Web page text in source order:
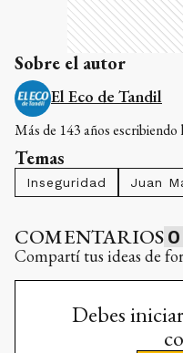
Sobre el autor
El Eco de Tandil
Más de 143 años
Temas
Inseguridad Juan
COMENTARIOS 0
Compartí tus ideas de
Debes